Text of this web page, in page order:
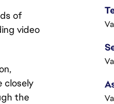
of
video
closely
the